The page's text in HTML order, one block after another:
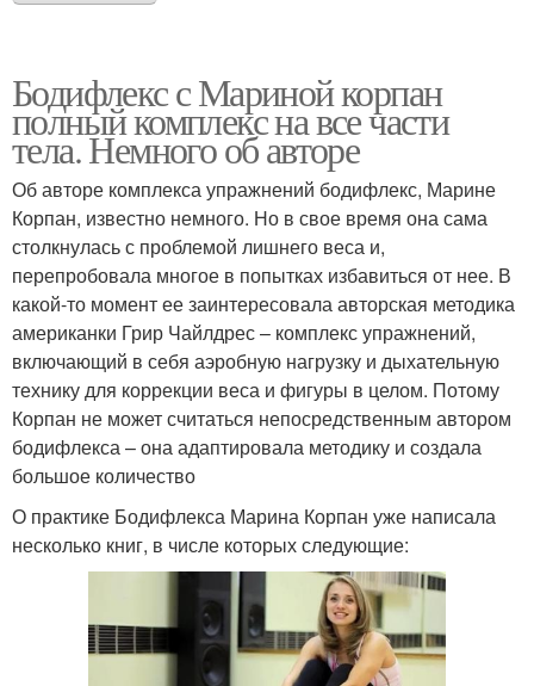
Бодифлекс с Мариной корпан
полный комплекс на все части
тела. Немного об авторе
Об авторе комплекса упражнений бодифлекс, Марине
Корпан, известно немного. Но в свое время она сама
столкнулась с проблемой лишнего веса и,
перепробовала многое в попытках избавиться от нее. В
какой-то момент ее заинтересовала авторская методика
американки Грир Чайлдрес – комплекс упражнений,
включающий в себя аэробную нагрузку и дыхательную
технику для коррекции веса и фигуры в целом. Потому
Корпан не может считаться непосредственным автором
бодифлекса – она адаптировала методику и создала
большое количество
О практике Бодифлекса Марина Корпан уже написала
несколько книг, в числе которых следующие: